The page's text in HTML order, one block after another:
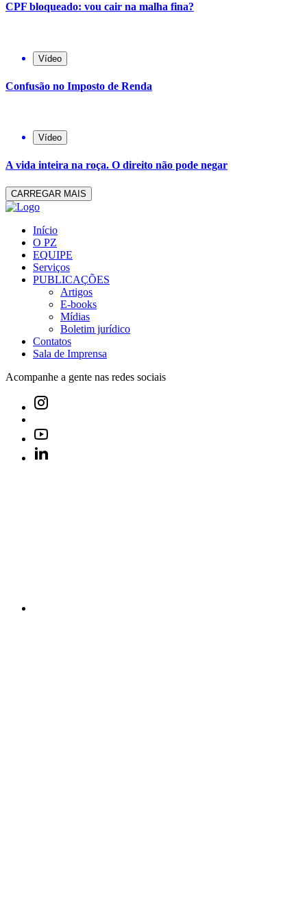
CPF bloqueado: vou cair na malha fina?
Vídeo
Confusão no Imposto de Renda
Vídeo
A vida inteira na roça. O direito não pode negar
CARREGAR MAIS
Início
O PZ
EQUIPE
Serviços
PUBLICAÇÕES
Artigos
E-books
Mídias
Boletim jurídico
Contatos
Sala de Imprensa
Acompanhe a gente nas redes sociais